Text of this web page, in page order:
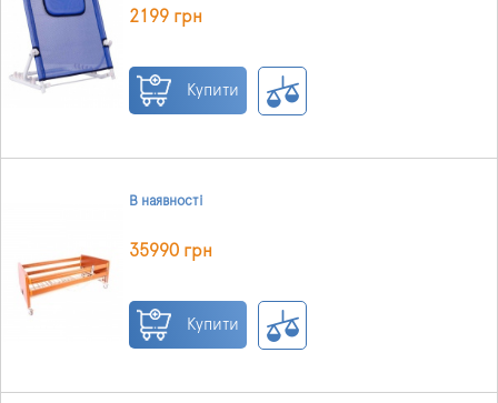
2199 грн
Купити
В наявності
35990 грн
Купити